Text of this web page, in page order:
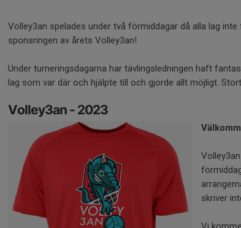
Volley3an spelades under två förmiddagar då alla lag
sponsringen av årets Volley3an!
Under turneringsdagarna har tävlingsledningen haft
lag som var där och hjälpte till och gjorde allt möjligt.
Volley3an - 2023
skriver